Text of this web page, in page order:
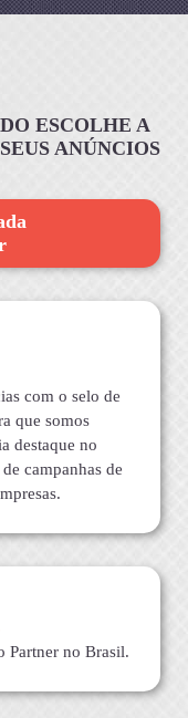
ESCOLHE A
ANÚNCIOS
com o selo de
que somos
destaque no
campanhas de
Partner no Brasil.